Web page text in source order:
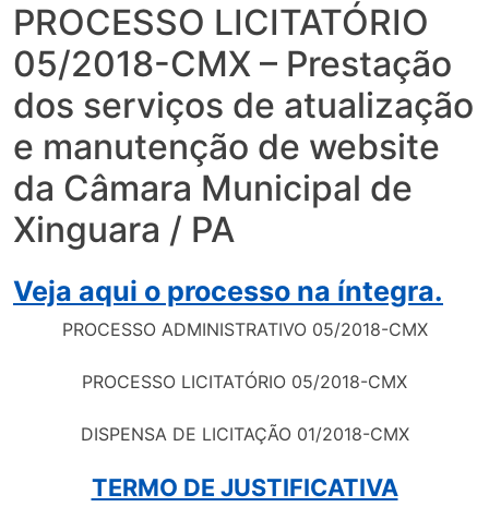
PROCESSO LICITATÓRIO
05/2018-CMX – Prestação
dos serviços de atualização
e manutenção de website
da Câmara Municipal de
Xinguara / PA
Veja aqui o processo na íntegra.
PROCESSO ADMINISTRATIVO 05/2018-CMX
PROCESSO LICITATÓRIO 05/2018-CMX
DISPENSA DE LICITAÇÃO 01/2018-CMX
TERMO DE JUSTIFICATIVA